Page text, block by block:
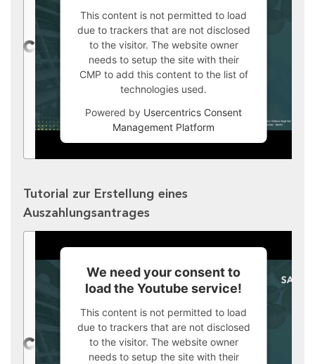
This content is not permitted to load
due to trackers that are not disclosed
to the visitor. The website owner
needs to setup the site with their
CMP to add this content to the list of
technologies used.
Powered by Usercentrics Consent
Management Platform
Tutorial zur Erstellung eines
Auszahlungsantrages
We need your consent to
load the Youtube service!
This content is not permitted to load
due to trackers that are not disclosed
to the visitor. The website owner
needs to setup the site with their